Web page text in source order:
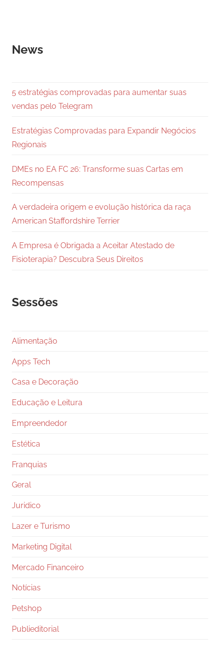
News
5 estratégias comprovadas para aumentar suas
vendas pelo Telegram
Estratégias Comprovadas para Expandir Negócios
Regionais
DMEs no EA FC 26: Transforme suas Cartas em
Recompensas
A verdadeira origem e evolução histórica da raça
American Staffordshire Terrier
A Empresa é Obrigada a Aceitar Atestado de
Fisioterapia? Descubra Seus Direitos
Sessões
Alimentação
Apps Tech
Casa e Decoração
Educação e Leitura
Empreendedor
Estética
Franquias
Geral
Juridico
Lazer e Turismo
Marketing Digital
Mercado Financeiro
Notícias
Petshop
Publieditorial